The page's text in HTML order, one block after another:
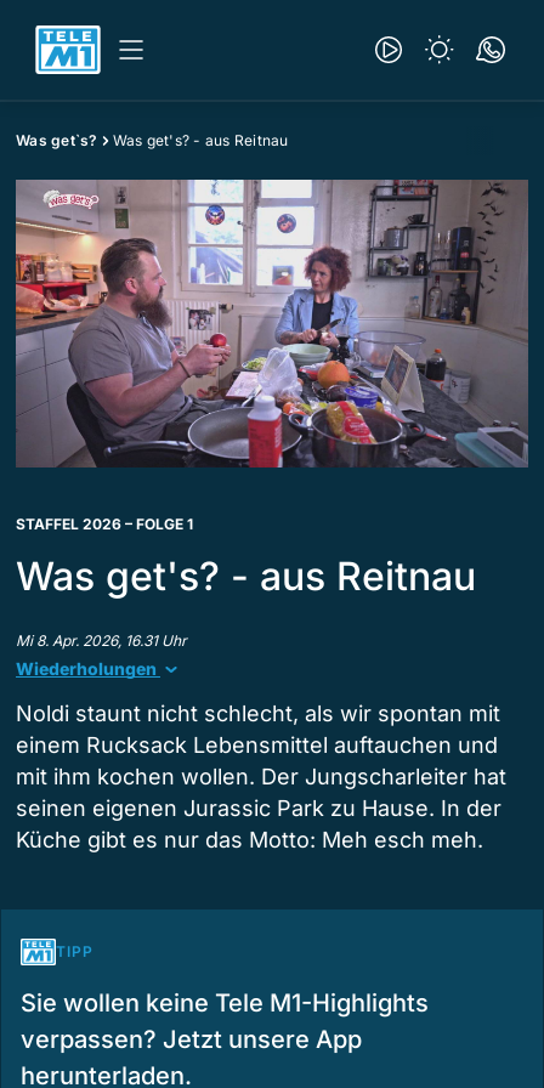
Was get`s? Was get's? - aus Reitnau
STAFFEL 2026 – FOLGE 1
Was get's? - aus Reitnau
Mi 8. Apr. 2026, 16.31 Uhr
Wiederholungen
Noldi staunt nicht schlecht, als wir spontan mit
einem Rucksack Lebensmittel auftauchen und
mit ihm kochen wollen. Der Jungscharleiter hat
seinen eigenen Jurassic Park zu Hause. In der
Küche gibt es nur das Motto: Meh esch meh.
TIPP
Sie wollen keine Tele M1-Highlights
verpassen? Jetzt unsere App
herunterladen.